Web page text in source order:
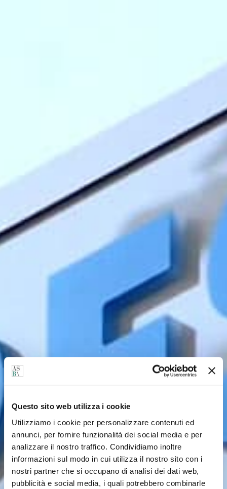
Questo sito web utilizza i cookie
Utilizziamo i cookie per personalizzare contenuti ed
annunci, per fornire funzionalità dei social media e per
analizzare il nostro traffico. Condividiamo inoltre
informazioni sul modo in cui utilizza il nostro sito con i
nostri partner che si occupano di analisi dei dati web,
pubblicità e social media, i quali potrebbero combinarle